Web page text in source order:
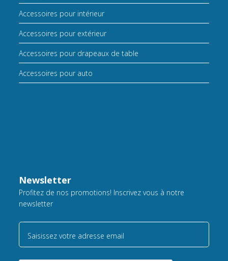
Accessoires pour intérieur
Accessoires pour extérieur
Accessoires pour drapeaux de table
Accessoires pour auto
Newsletter
Profitez de nos promotions! Inscrivez vous à notre
newsletter
Saisissez votre adresse email